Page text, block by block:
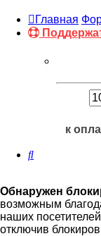
Главная
к
Поиск
Обнаружен
возможным
наших
отключив